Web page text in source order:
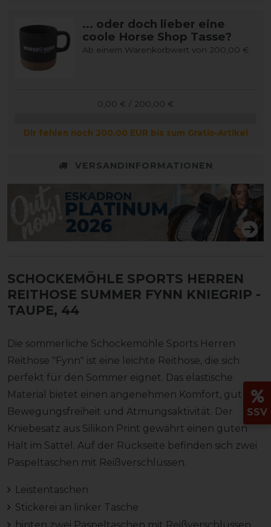
... oder doch lieber eine
coole Horse Shop Tasse?
Ab einem Warenkorbwert von 200,00 €
0,00 € / 200,00 €
Dir fehlen noch 200,00 EUR bis zum Gratis-Artikel
VERSANDINFORMATIONEN
SCHOCKEMÖHLE SPORTS HERREN
REITHOSE SUMMER FYNN KNIEGRIP -
TAUPE, 44
Die sommerliche Schockemöhle Sports Herren
Reithose "Fynn" ist eine leichte Reithose, die sich
perfekt für den Sommer eignet. Das elastische
Material bietet einen angenehmen Komfort, gute
Bewegungsfreiheit und Atmungsaktivität. Der
Kniebesatz aus Silikon Print gewährt einen guten
Halt im Sattel. Auf der Rückseite befinden sich zwei
Paspeltaschen mit Reißverschlüssen.
Leistentaschen
Stickerei an linker Tasche
hinten zwei Paspeltaschen mit Reißverschlüssen
SSV